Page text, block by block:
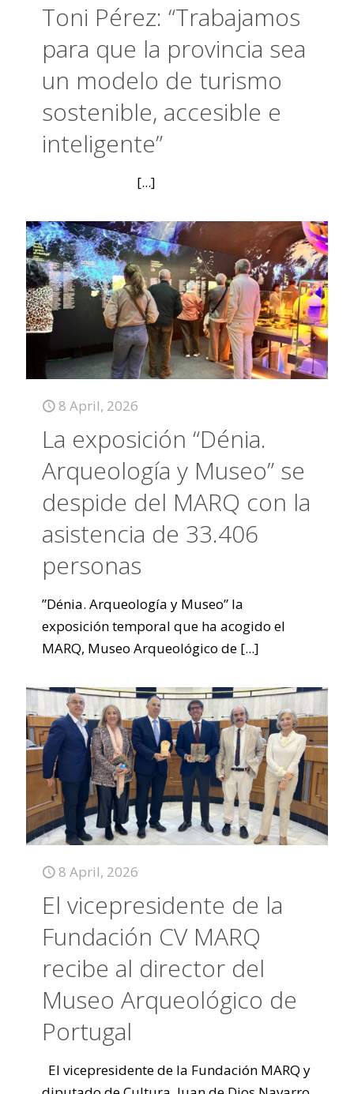
Toni Pérez: “Trabajamos
para que la provincia sea
un modelo de turismo
sostenible, accesible e
inteligente”
[...]
8 April, 2026
La exposición “Dénia.
Arqueología y Museo” se
despide del MARQ con la
asistencia de 33.406
personas
”Dénia. Arqueología y Museo” la
exposición temporal que ha acogido el
MARQ, Museo Arqueológico de [...]
8 April, 2026
El vicepresidente de la
Fundación CV MARQ
recibe al director del
Museo Arqueológico de
Portugal
El vicepresidente de la Fundación MARQ y